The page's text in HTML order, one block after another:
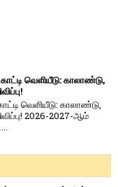
வெளியீடு: காலாண்டு,
வெளியீடு: காலாண்டு,
2026-2027-ஆம்